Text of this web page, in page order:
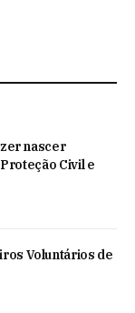
nascer
Civil e
Voluntários de